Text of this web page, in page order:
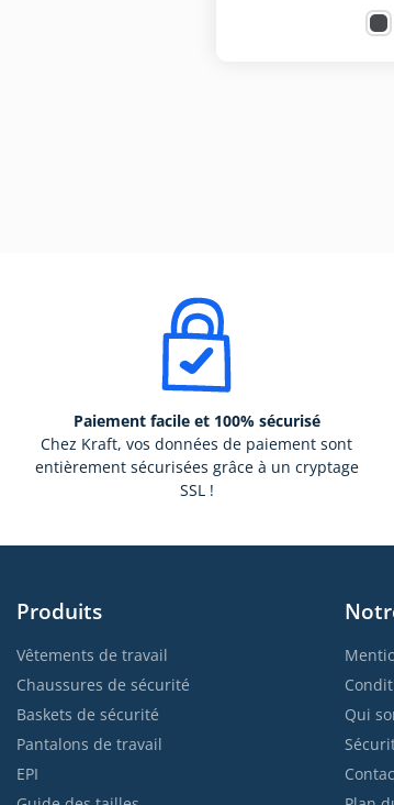
Paiement facile et 100% sécurisé
Chez Kraft, vos données de paiement sont
entièrement sécurisées grâce à un cryptage
SSL !
Produits
Vêtements de travail
Chaussures de sécurité
Baskets de sécurité
Pantalons de travail
EPI
Qui